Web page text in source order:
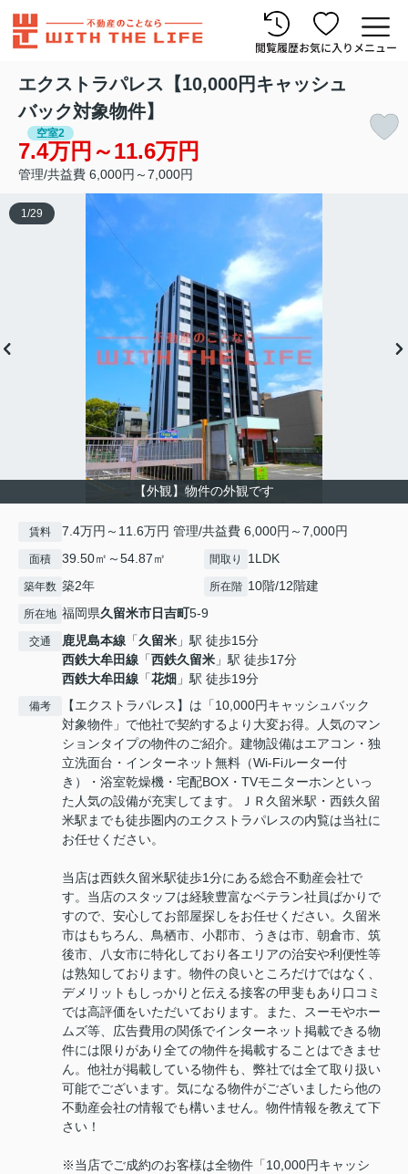
閲覧履歴お気に入り メニュー
エクストラパレス【10,000円キャッシュ
バック対象物件】
空室2
7.4万円～11.6万円
管理/共益費 6,000円～7,000円
【外観】物件の外観です
1/29
賃料 7.4万円～11.6万円 管理/共益費 6,000円～7,000円
面積 39.50㎡～54.87㎡ 間取り 1LDK
築年数 築2年 所在階 10階/12階建
所在地 福岡県久留米市日吉町5-9
交通 鹿児島本線 「久留米 」駅 徒歩15分
西鉄大牟田線 「西鉄久留米 」駅 徒歩17分
西鉄大牟田線 「花畑 」駅 徒歩19分
備考
【エクストラパレス】は「10,000円キャッシュバック
対象物件」で他社で契約するより大変お得。人気のマン
ションタイプの物件のご紹介。建物設備はエアコン・独
立洗面台・インターネット無料（Wi-Fiルーター付
き）・浴室乾燥機・宅配BOX・TVモニターホンといっ
た人気の設備が充実してます。ＪＲ久留米駅・西鉄久留
米駅までも徒歩圏内のエクストラパレスの内覧は当社に
お任せください。
当店は西鉄久留米駅徒歩1分にある総合不動産会社で
す。当店のスタッフは経験豊富なベテラン社員ばかりで
すので、安心してお部屋探しをお任せください。久留米
市はもちろん、鳥栖市、小郡市、うきは市、朝倉市、筑
後市、八女市に特化しており各エリアの治安や利便性等
は熟知しております。物件の良いところだけではなく、
デメリットもしっかりと伝える接客の甲斐もあり口コミ
では高評価をいただいております。また、スーモやホー
ムズ等、広告費用の関係でインターネット掲載できる物
件には限りがあり全ての物件を掲載することはできませ
ん。他社が掲載している物件も、弊社では全て取り扱い
可能でございます。気になる物件がございましたら他の
不動産会社の情報でも構いません。物件情報を教えて下
さい！
※当店でご成約のお客様は全物件「10,000円キャッシ